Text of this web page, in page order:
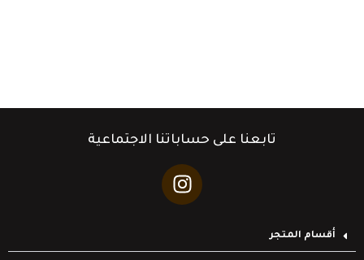
تابعنا على حساباتنا الاجتماعية
أقسام المتجر